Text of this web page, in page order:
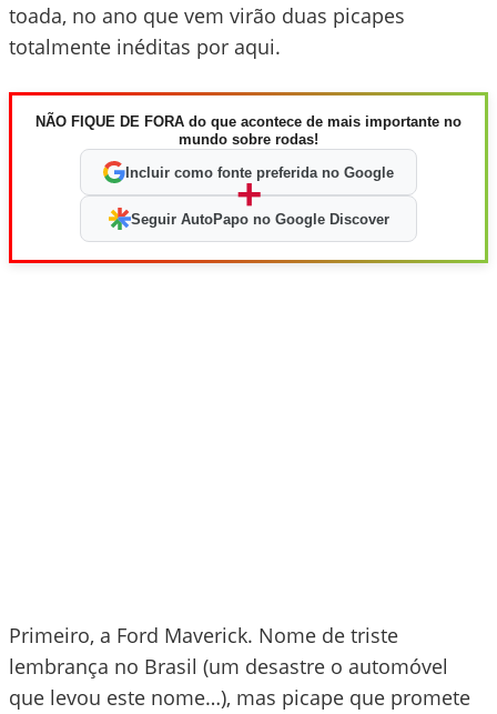
toada, no ano que vem virão duas picapes
totalmente inéditas por aqui.
NÃO FIQUE DE FORA do que acontece de mais importante no
mundo sobre rodas!
Incluir como fonte preferida no Google
+
Seguir AutoPapo no Google Discover
Primeiro, a Ford Maverick. Nome de triste
lembrança no Brasil (um desastre o automóvel
que levou este nome…), mas picape que promete